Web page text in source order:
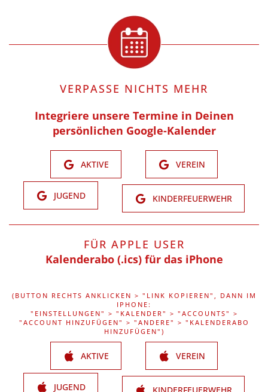
VERPASSE NICHTS MEHR
Integriere unsere Termine in Deinen
persönlichen Google-Kalender
AKTIVE VEREIN
JUGEND KINDERFEUERWEHR
FÜR APPLE USER
Kalenderabo (.ics) für das iPhone
(BUTTON RECHTS ANKLICKEN > "LINK KOPIEREN", DANN IM
IPHONE:
"EINSTELLUNGEN" > "KALENDER" > "ACCOUNTS" >
"ACCOUNT HINZUFÜGEN" > "ANDERE" > "KALENDERABO
HINZUFÜGEN")
AKTIVE VEREIN
JUGEND